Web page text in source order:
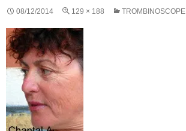
08/12/2014 129 × 188 TROMBINOSCOPE